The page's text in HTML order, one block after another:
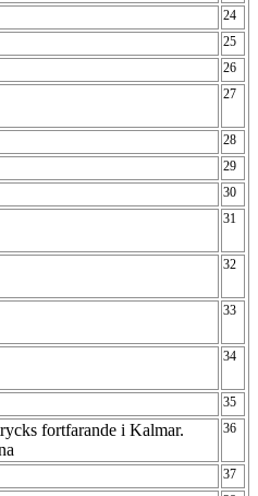
24
25
26
27
28
29
30
31
32
33
34
35
fortfarande i Kalmar.
36
37